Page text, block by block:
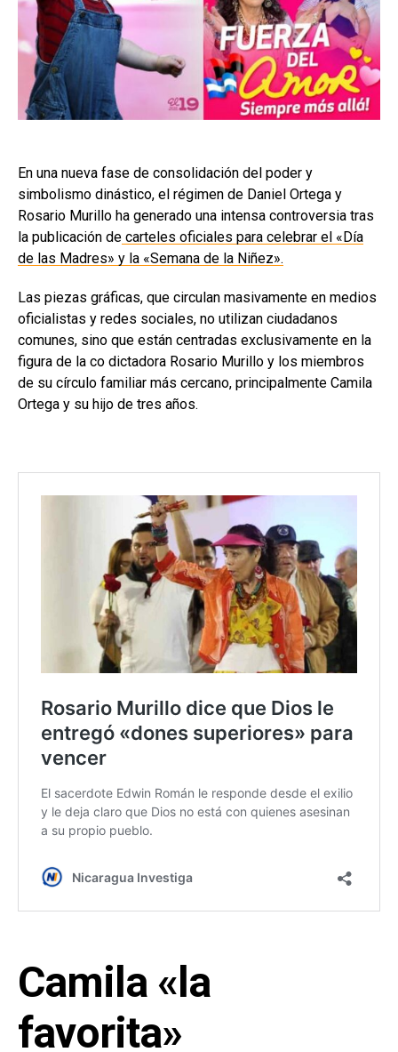
En una nueva fase de consolidación del poder y
simbolismo dinástico, el régimen de Daniel Ortega y
Rosario Murillo ha generado una intensa controversia tras
la publicación de carteles oficiales para celebrar el «Día
de las Madres» y la «Semana de la Niñez».
Las piezas gráficas, que circulan masivamente en medios
oficialistas y redes sociales, no utilizan ciudadanos
comunes, sino que están centradas exclusivamente en la
figura de la co dictadora Rosario Murillo y los miembros
de su círculo familiar más cercano, principalmente Camila
Ortega y su hijo de tres años.
Camila «la
favorita»